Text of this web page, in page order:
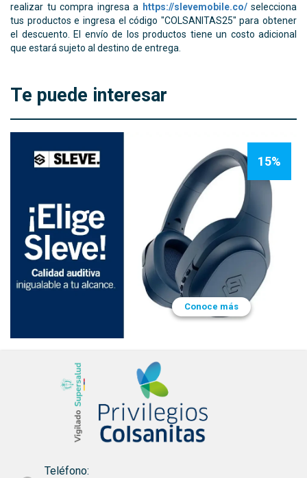
realizar tu compra ingresa a
https://slevemobile.co/selecciona
tus productos e ingresa el código "COLSANITAS25" para obtener
el descuento. El envío de los productos tiene un costo adicional
que estará sujeto al destino de entrega.
Te puede interesar
15%
Teléfono: